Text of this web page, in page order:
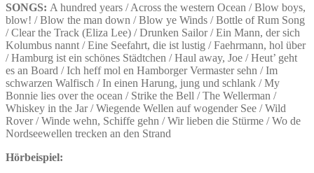
SONGS: A hundred years / Across the western Ocean / Blow boys,
blow! / Blow the man down / Blow ye Winds / Bottle of Rum Song
/ Clear the Track (Eliza Lee) / Drunken Sailor / Ein Mann, der sich
Kolumbus nannt / Eine Seefahrt, die ist lustig / Faehrmann, hol über
/ Hamburg ist ein schönes Städtchen / Haul away, Joe / Heut’ geht
es an Board / Ich heff mol en Hamborger Vermaster sehn / Im
schwarzen Walfisch / In einen Harung, jung und schlank / My
Bonnie lies over the ocean / Strike the Bell / The Wellerman /
Whiskey in the Jar / Wiegende Wellen auf wogender See / Wild
Rover / Winde wehn, Schiffe gehn / Wir lieben die Stürme / Wo de
Nordseewellen trecken an den Strand
Hörbeispiel: